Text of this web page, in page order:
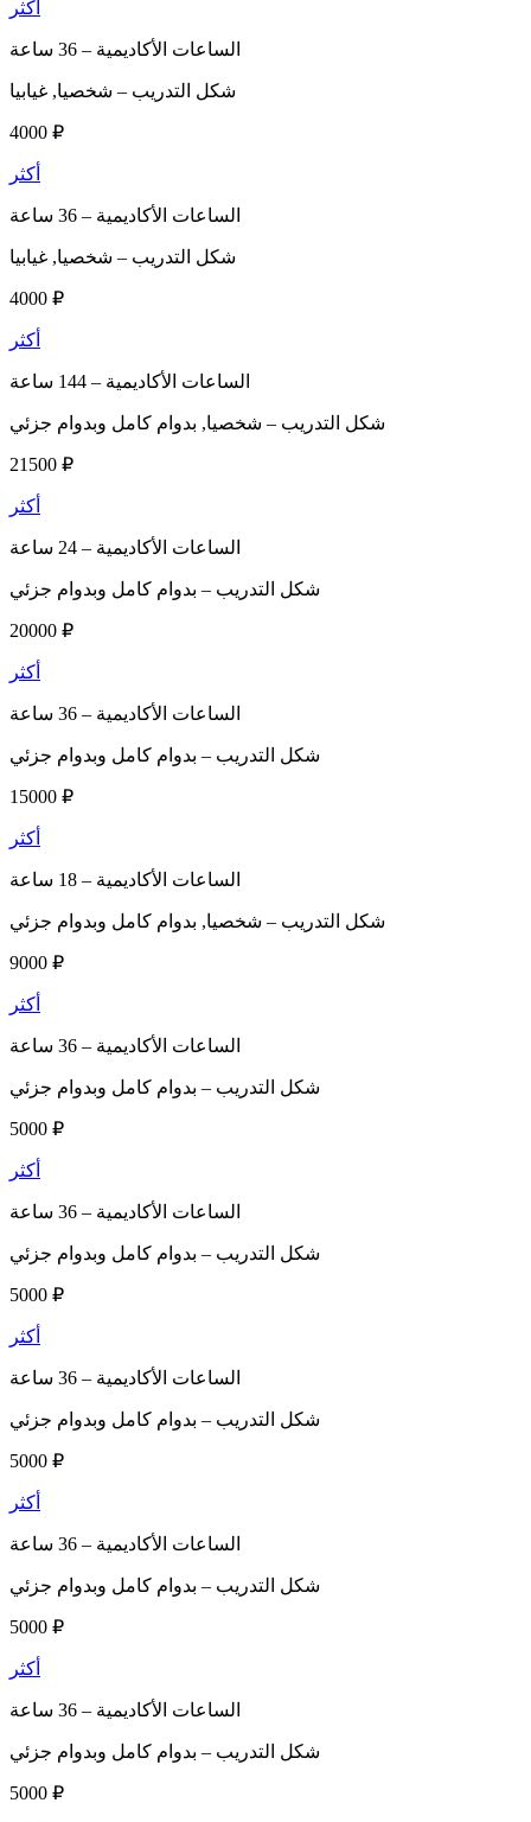
أكثر
الساعات الأكاديمية –
شكل التدريب – شخصيا, غيابيا
4000 ₽
أكثر
الساعات الأكاديمية –
شكل التدريب – شخصيا, غيابيا
4000 ₽
أكثر
الساعات الأكاديمية –
شكل التدريب – شخصيا, بدوام كامل وبدوام جزئي
21500 ₽
أكثر
الساعات الأكاديمية –
شكل التدريب – بدوام كامل وبدوام جزئي
20000 ₽
أكثر
الساعات الأكاديمية –
شكل التدريب – بدوام كامل وبدوام جزئي
15000 ₽
أكثر
الساعات الأكاديمية –
شكل التدريب – شخصيا, بدوام كامل وبدوام جزئي
9000 ₽
أكثر
الساعات الأكاديمية –
شكل التدريب – بدوام كامل وبدوام جزئي
5000 ₽
أكثر
الساعات الأكاديمية –
شكل التدريب – بدوام كامل وبدوام جزئي
5000 ₽
أكثر
الساعات الأكاديمية –
شكل التدريب – بدوام كامل وبدوام جزئي
5000 ₽
أكثر
الساعات الأكاديمية –
شكل التدريب – بدوام كامل وبدوام جزئي
5000 ₽
أكثر
الساعات الأكاديمية –
شكل التدريب – بدوام كامل وبدوام جزئي
5000 ₽